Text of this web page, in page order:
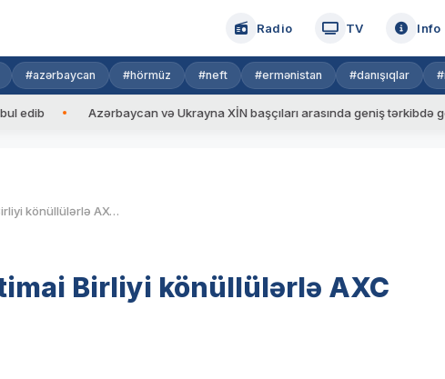
Radio TV Info
#azərbaycan #hörmüz #neft #ermənistan #danışıqlar
Azərbaycan və Ukrayna XİN başçıları arasında geniş tərkibdə görüş keçirilib
“Əbədi Birlik” Gənclər İctimai Birliyi könüllülərlə AXC muzeyini ziyarət edib
Birliyi könüllülərlə AXC